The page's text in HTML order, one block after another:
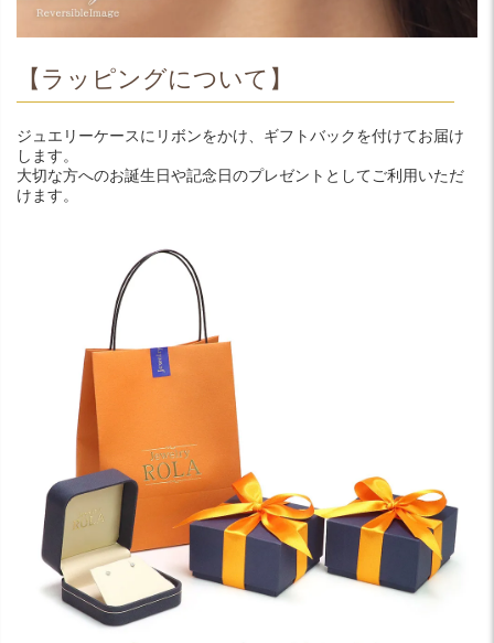
【ラッピングについて】
ジュエリーケースにリボンをかけ、ギフトバックを付けてお届け
します。
大切な方へのお誕生日や記念日のプレゼントとしてご利用いただ
けます。